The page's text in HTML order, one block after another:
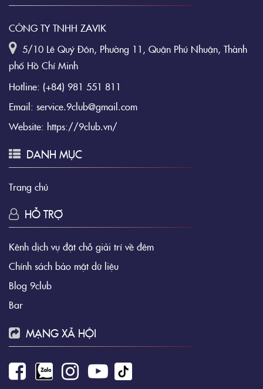
CÔNG TY TNHH ZAVIK
5/10 Lê Quý Đôn, Phường 11, Quận Phú Nhuận, Thành
phố Hồ Chí Minh
Hotline: (+84) 981 551 811
Email: service.9club@gmail.com
Website: https://9club.vn/
DANH MỤC
Trang chủ
HỖ TRỢ
Kênh dịch vụ đặt chỗ giải trí về đêm
Chính sách bảo mật dữ liệu
Blog 9club
Bar
MẠNG XÃ HỘI